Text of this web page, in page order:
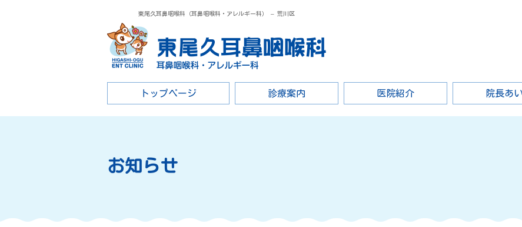
東尾久耳鼻咽喉科（耳鼻咽喉科・アレルギー科） – 荒川区
トップページ 診療案内 医院紹介 院長あ
お知らせ